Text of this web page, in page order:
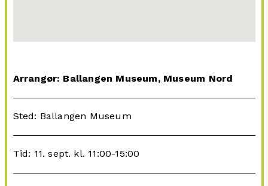
Arrangør: Ballangen Museum, Museum Nord
Sted: Ballangen Museum
Tid: 11. sept. kl. 11:00-15:00